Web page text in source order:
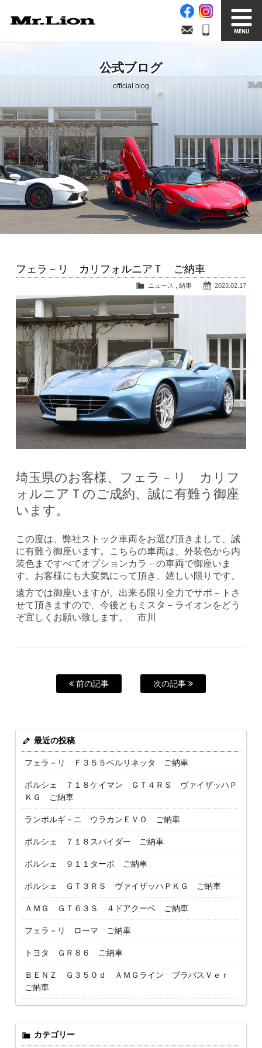
在庫車情報 買取無料査定
Factory
自社工場 サービス案内
Official Blog
公式ブログ
Company info.
会社案内
公式ブログ
official blog
フェラ－リ カリフォルニアＴ ご納車
2023.02.17
ニュース ,納車
埼玉県のお客様、フェラ－リ カリフ
ォルニアＴのご成約、誠に有難う御座
います。
この度は、弊社ストック車両をお選び頂きまして、誠
に有難う御座います。こちらの車両は、外装色から内
装色まですべてオプションカラ－の車両で御座いま
す。お客様にも大変気にって頂き、嬉しい限りです。
遠方では御座いますが、出来る限り全力でサポ－トさ
せて頂きますので、今後ともミスタ－ライオンをどう
ぞ宜しくお願い致します。 市川
前の記事 次の記事
最近の投稿
フェラ－リ Ｆ３５５ベルリネッタ ご納車
ポルシェ ７１８ケイマン ＧＴ４ＲＳ ヴァイザッハＰ
ＫＧ ご納車
ランボルギ－ニ ウラカンＥＶＯ ご納車
ポルシェ ７１８スパイダー ご納車
ポルシェ ９１１ターボ ご納車
ポルシェ ＧＴ３ＲＳ ヴァイザッハＰＫＧ ご納車
ＡＭＧ ＧＴ６３Ｓ ４ドアクーペ ご納車
フェラ－リ ローマ ご納車
トヨタ ＧＲ８６ ご納車
ＢＥＮＺ Ｇ３５０ｄ ＡＭＧライン ブラバスＶｅｒ
ご納車
カテゴリー